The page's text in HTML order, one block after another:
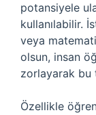
potansiyele
kullanılabilir.
veya
olsun, insan
zorlayarak bu
Özellikle